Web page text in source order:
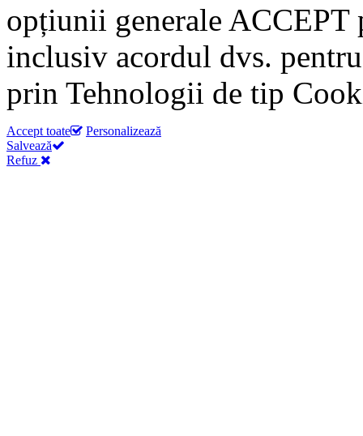
opțiunii generale ACCEPT
inclusiv acordul dvs.
prin Tehnologii de tip
Accept toate
Personalizează
Salvează
Refuz